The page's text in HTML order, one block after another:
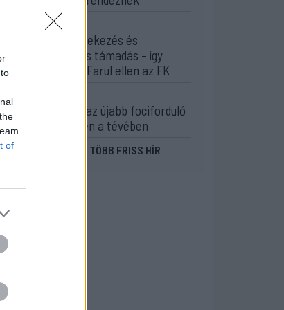
of
11:29
Stabil védekezés és
céltudatos támadás – így
készült a Farul ellen az FK
Kezdődik az újabb fociforduló
– pénteken a tévében
MÉG TÖBB FRISS HÍR